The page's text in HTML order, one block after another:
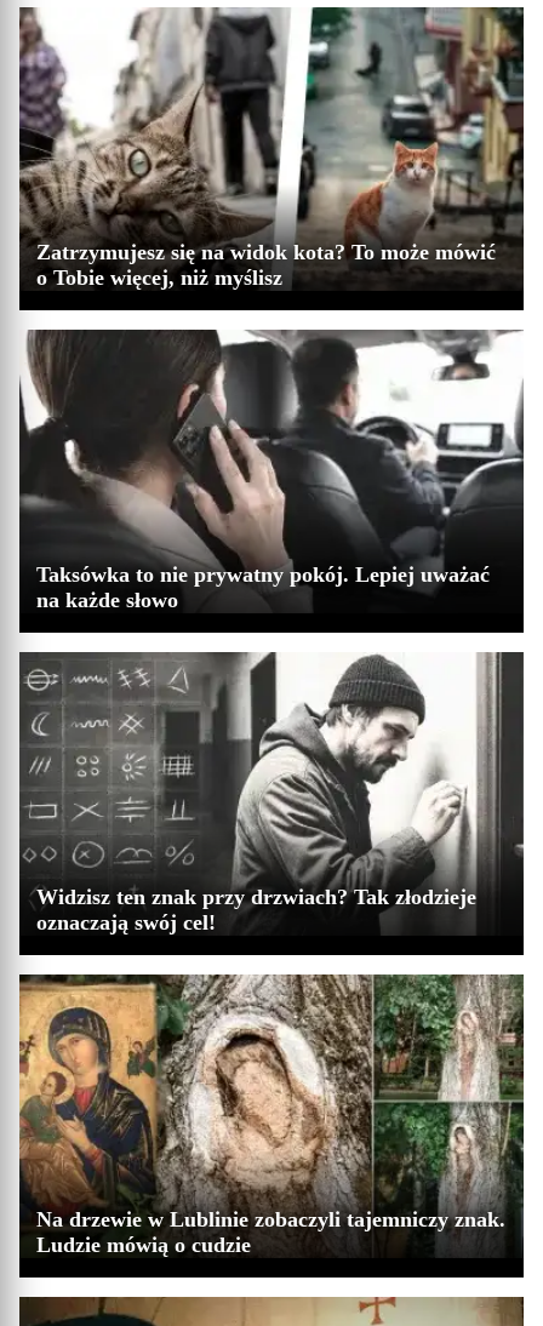
Zatrzymujesz się na widok kota? To może mówić
o Tobie więcej, niż myślisz
Taksówka to nie prywatny pokój. Lepiej uważać
na każde słowo
Widzisz ten znak przy drzwiach? Tak złodzieje
oznaczają swój cel!
Na drzewie w Lublinie zobaczyli tajemniczy znak.
Ludzie mówią o cudzie